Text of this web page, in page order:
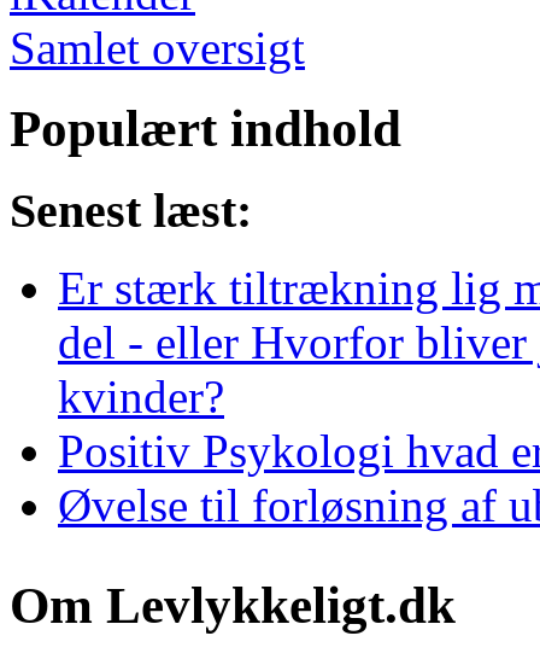
Samlet oversigt
Populært indhold
Senest læst:
Er stærk tiltrækning lig
del - eller Hvorfor
kvinder?
Positiv Psykologi hvad
Øvelse til forløsning af
Om Levlykkeligt.dk